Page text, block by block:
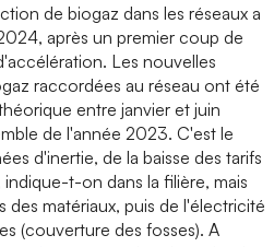
de biogaz dans les réseaux a
après un premier coup de
Les nouvelles
raccordées au réseau ont été
entre janvier et juin
de l'année 2023. C'est le
d'inertie, de la baisse des tarifs
t-on dans la filière, mais
des matériaux, puis de l'électricité
(couverture des fosses). A